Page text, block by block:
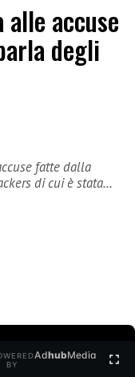
accuse
degli
fatte dalla
di cui è stata…
BY
AdhubMedia